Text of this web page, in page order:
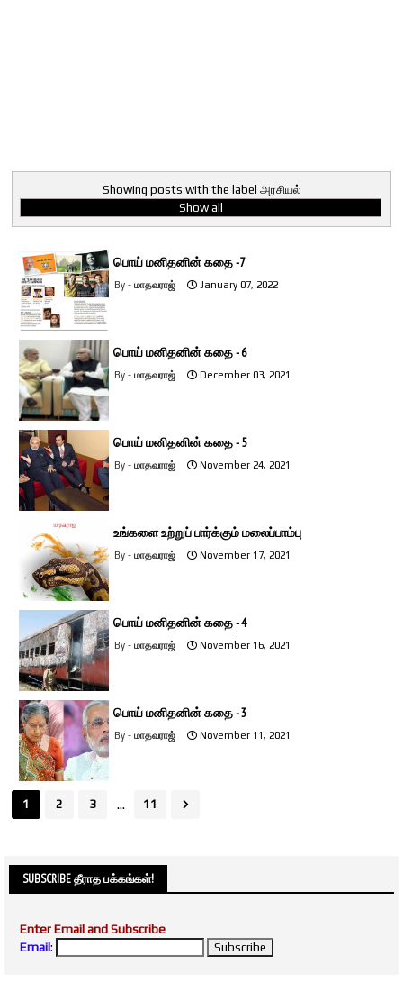
Showing posts with the label அரசியல்
Show all
பொய் மனிதனின் கதை -7
மாதவராஜ் January 07, 2022
பொய் மனிதனின் கதை - 6
மாதவராஜ் December 03, 2021
பொய் மனிதனின் கதை - 5
மாதவராஜ் November 24, 2021
உங்களை உற்றுப் பார்க்கும் மலைப்பாம்பு
மாதவராஜ் November 17, 2021
பொய் மனிதனின் கதை - 4
மாதவராஜ் November 16, 2021
பொய் மனிதனின் கதை - 3
மாதவராஜ் November 11, 2021
1 2 3 ... 11
SUBSCRIBE தீராத பக்கங்கள்!
Enter Email and Subscribe
Email: